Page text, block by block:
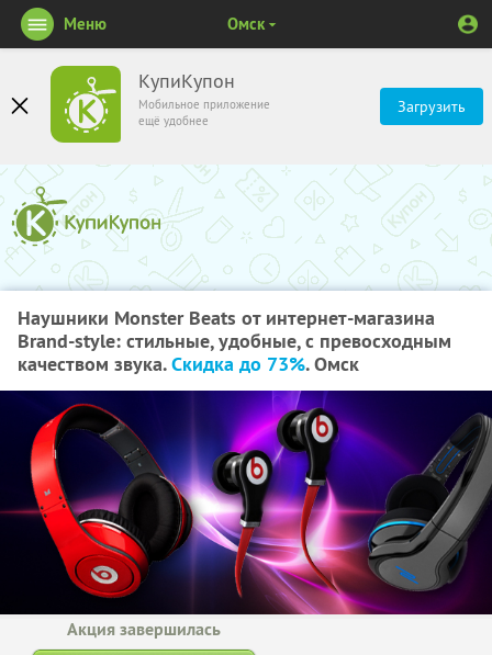
КупиКупон
Мобильное приложение
ещё удобнее
Загрузить
Меню Омск
Наушники Monster Beats от интернет-магазина
Brand-style: стильные, удобные, с превосходным
качеством звука.Скидка до 73%. Омск
Акция завершилась